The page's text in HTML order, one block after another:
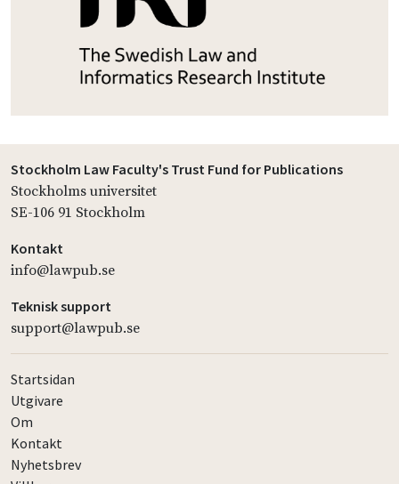
Stockholm Law Faculty's Trust Fund for Publications
Stockholms universitet
SE-106 91 Stockholm
Kontakt
info@lawpub.se
Teknisk support
support@lawpub.se
Startsidan
Utgivare
Om
Kontakt
Nyhetsbrev